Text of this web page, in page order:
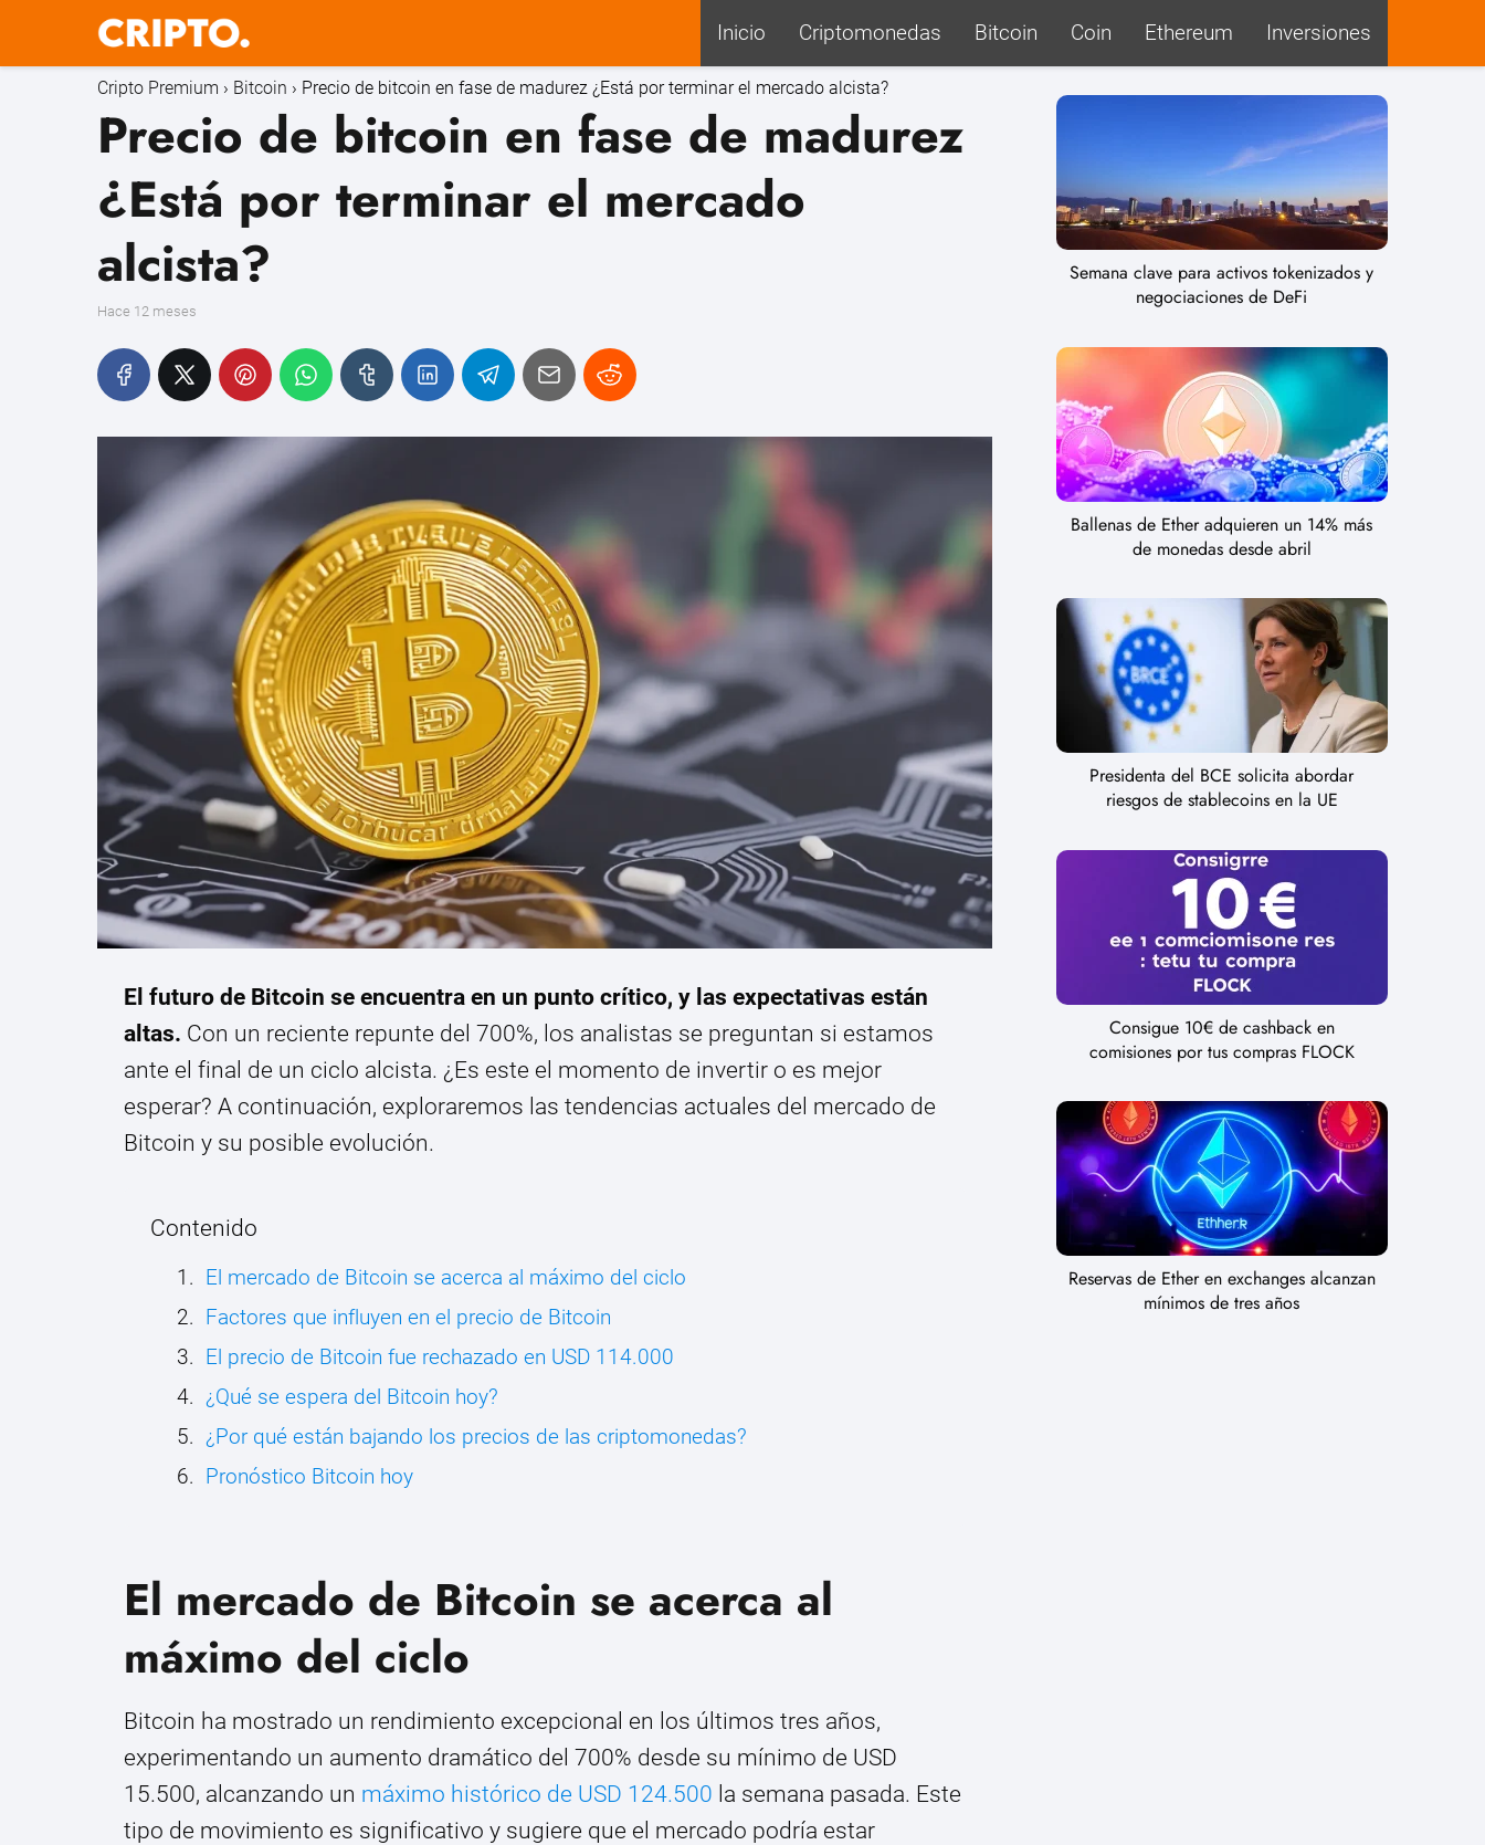
Inicio Criptomonedas Bitcoin Coin Ethereum Inversiones
Cripto Premium Bitcoin Precio de bitcoin en fase de madurez ¿Está por terminar el mercado alcista?
Precio de bitcoin en fase de madurez
¿Está por terminar el mercado
alcista?
hace 12 meses
El futuro de Bitcoin se encuentra en un punto crítico, y las expectativas están
altas. Con un reciente repunte del 700%, los analistas se preguntan si estamos
ante el final de un ciclo alcista. ¿Es este el momento de invertir o es mejor
esperar? A continuación, exploraremos las tendencias actuales del mercado de
Bitcoin y su posible evolución.
Contenido
El mercado de Bitcoin se acerca al máximo del ciclo
Factores que influyen en el precio de Bitcoin
El precio de Bitcoin fue rechazado en USD 114.000
¿Qué se espera del Bitcoin hoy?
¿Por qué están bajando los precios de las criptomonedas?
Pronóstico Bitcoin hoy
El mercado de Bitcoin se acerca al
máximo del ciclo
Bitcoin ha mostrado un rendimiento excepcional en los últimos tres años,
experimentando un aumento dramático del 700% desde su mínimo de USD
15.500, alcanzando un máximo histórico de USD 124.500 la semana pasada. Este
tipo de movimiento es significativo y sugiere que el mercado podría estar
Semana clave para activos tokenizados y
negociaciones de DeFi
Ballenas de Ether adquieren un 14% más
de monedas desde abril
Presidenta del BCE solicita abordar
riesgos de stablecoins en la UE
Consigue 10€ de cashback en
comisiones por tus compras FLOCK
Reservas de Ether en exchanges alcanzan
mínimos de tres años